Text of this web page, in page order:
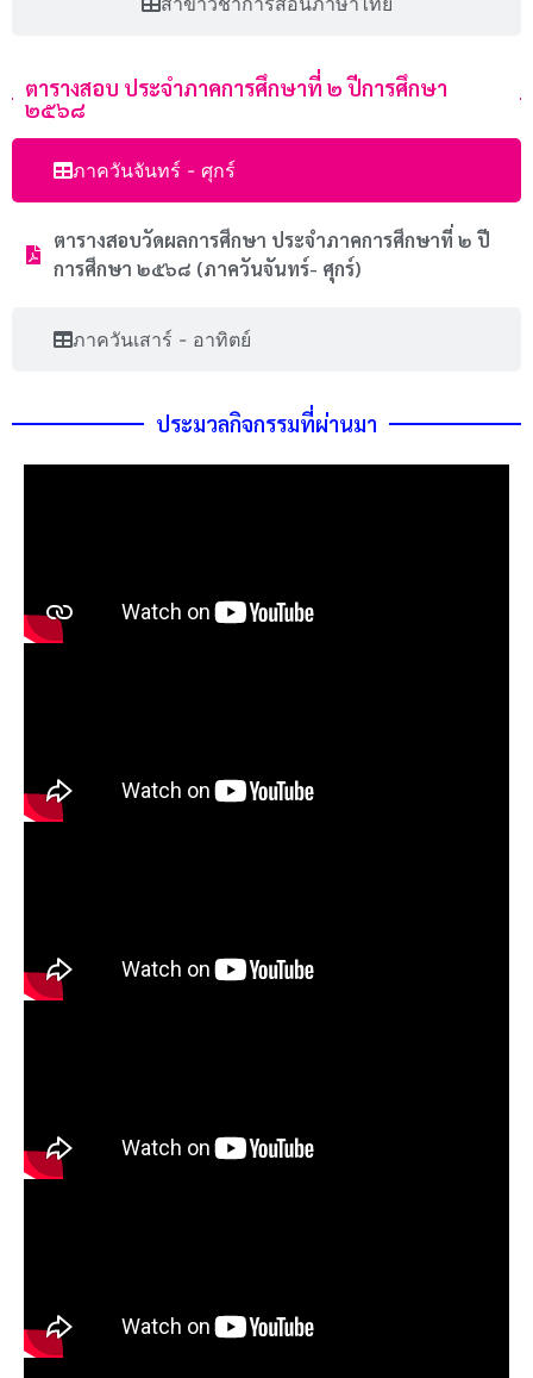
ตารางสอบ ประจำภาคการศึกษาที่ ๒ ปีการศึกษา
๒๕๖๘
ภาควันจันทร์ - ศุกร์
ภาควันเสาร์ - อาทิตย์
ตารางสอบวัดผลการศึกษา ประจําภาคการศึกษาที่ ๒ ปี
การศึกษา ๒๕๖๘ (ภาควันจันทร์- ศุกร์)
ประมวลกิจกรรมที่ผ่านมา